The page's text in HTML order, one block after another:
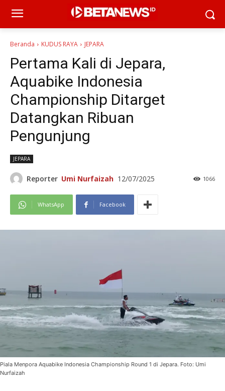
Beranda KUDUS RAYA JEPARA
Pertama Kali di Jepara,
Aquabike Indonesia
Championship Ditarget
Datangkan Ribuan
Pengunjung
JEPARA
Reporter Umi Nurfaizah 12/07/2025 1066
WhatsApp Facebook
Piala Menpora Aquabike Indonesia Championship Round 1 di Jepara. Foto: Umi
Nurfaizah